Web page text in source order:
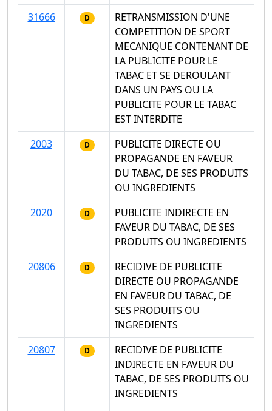
31666
D
RETRANSMISSION D'UNE
COMPETITION DE SPORT
MECANIQUE CONTENANT DE
LA PUBLICITE POUR LE
TABAC ET SE DEROULANT
DANS UN PAYS OU LA
PUBLICITE POUR LE TABAC
EST INTERDITE
2003
D
PUBLICITE DIRECTE OU
PROPAGANDE EN FAVEUR
DU TABAC, DE SES PRODUITS
OU INGREDIENTS
2020
D
PUBLICITE INDIRECTE EN
FAVEUR DU TABAC, DE SES
PRODUITS OU INGREDIENTS
20806
D
RECIDIVE DE PUBLICITE
DIRECTE OU PROPAGANDE
EN FAVEUR DU TABAC, DE
SES PRODUITS OU
INGREDIENTS
20807
D
RECIDIVE DE PUBLICITE
INDIRECTE EN FAVEUR DU
TABAC, DE SES PRODUITS OU
INGREDIENTS